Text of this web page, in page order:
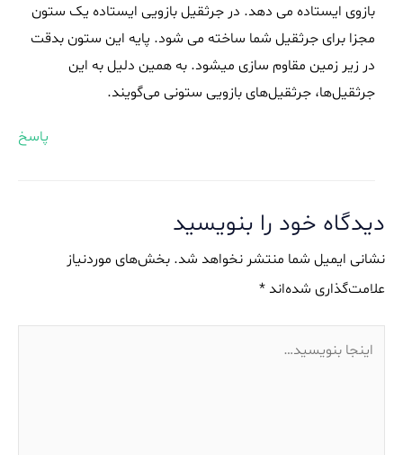
بازوی ایستاده می دهد. در جرثقیل بازویی ایستاده یک ستون
مجزا برای جرثقیل شما ساخته می شود. پایه این ستون بدقت
در زیر زمین مقاوم سازی میشود. به همین دلیل به این
جرثقیل‌ها، جرثقیل‌های بازویی ستونی می‌گویند.
پاسخ
دیدگاه‌ خود را بنویسید
نشانی ایمیل شما منتشر نخواهد شد. بخش‌های موردنیاز
علامت‌گذاری شده‌اند *